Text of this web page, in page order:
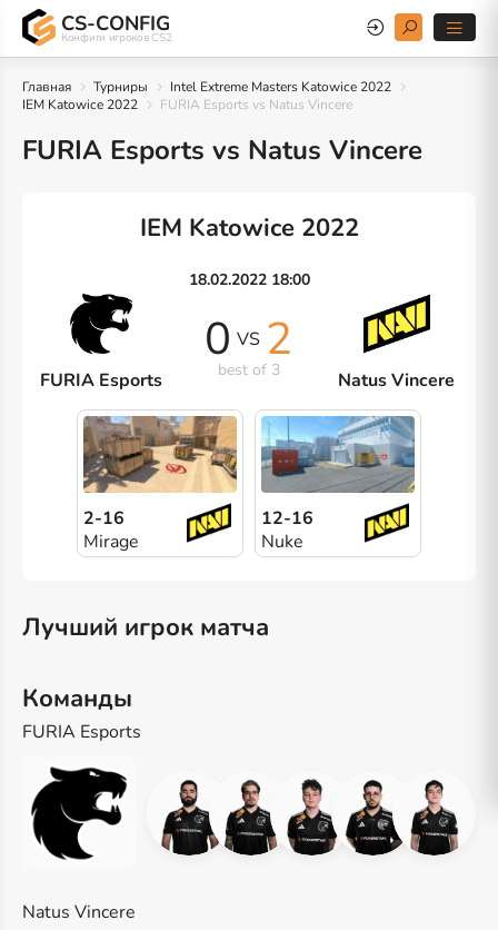
CS-CONFIG
Конфиги игроков CS2
Главная Турниры
Intel Extreme Masters Katowice 2022
IEM Katowice 2022
FURIA Esports vs Natus Vincere
FURIA Esports vs Natus Vincere
IEM Katowice 2022
18.02.2022 18:00
FURIA Esports
0 VS 2
best of 3 Natus Vincere
2-16
Mirage
12-16
Nuke
Лучший игрок матча
Команды
FURIA Esports
Natus Vincere